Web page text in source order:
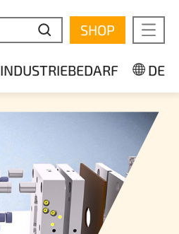
SHOP
INDUSTRIEBEDARF DE